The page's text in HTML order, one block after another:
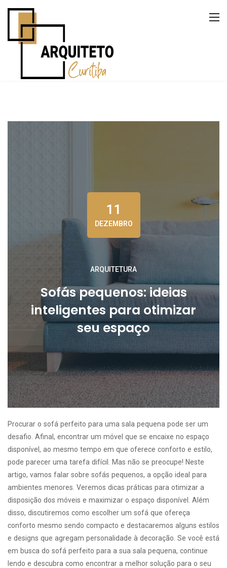
11
DEZEMBRO
ARQUITETURA
Sofás pequenos: ideias
inteligentes para otimizar
seu espaço
Procurar o sofá perfeito para uma sala pequena pode ser um
desafio. Afinal, encontrar um móvel que se encaixe no espaço
disponível, ao mesmo tempo em que oferece conforto e estilo,
pode parecer uma tarefa difícil. Mas não se preocupe! Neste
artigo, vamos falar sobre sofás pequenos, a opção ideal para
ambientes menores. Veremos dicas práticas para otimizar a
disposição dos móveis e maximizar o espaço disponível. Além
disso, discutiremos como escolher um sofá que ofereça
conforto mesmo sendo compacto e destacaremos alguns estilos
e designs que agregam personalidade à decoração. Se você está
em busca do sofá perfeito para a sua sala pequena, continue
lendo e descubra como encontrar a melhor solução para o seu